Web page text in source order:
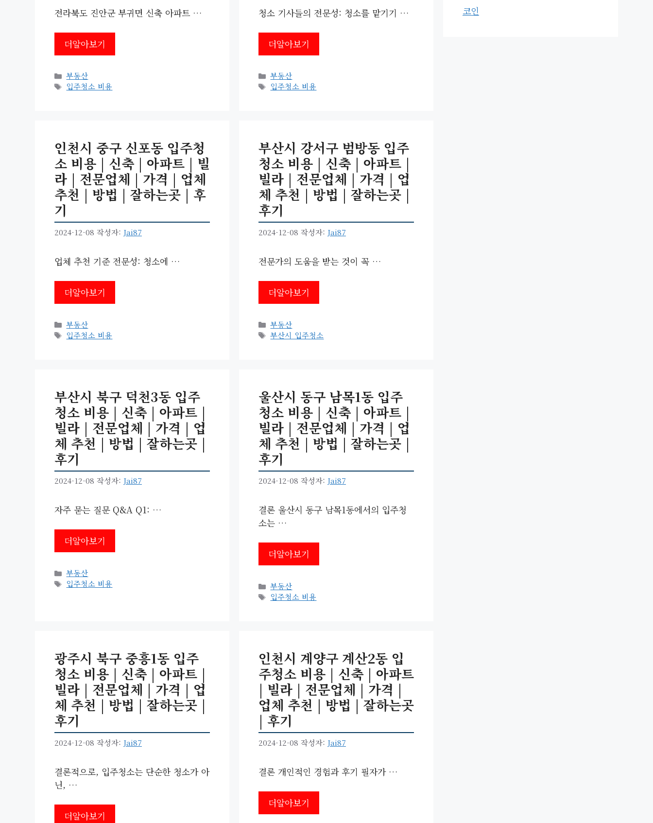
전라북도 진안군 부귀면 신축 아파트 …
더알아보기
카
테
부동산
태
입주청소 비용
청소 기사들의 전문성: 청소를 맡기기 …
더알아보기
카
테
부동산
태
입주청소 비용
인천시 중구 신포동 입주청
소 비용 | 신축 | 아파트 | 빌
라 | 전문업체 | 가격 | 업체
추천 | 방법 | 잘하는곳 | 후
기
2024-12-08 작성자: Jai87
업체 추천 기준 전문성: 청소에 …
더알아보기
카
테
부동산
태
입주청소 비용
부산시 강서구 범방동 입주
청소 비용 | 신축 | 아파트 |
빌라 | 전문업체 | 가격 | 업
체 추천 | 방법 | 잘하는곳 |
후기
2024-12-08 작성자: Jai87
전문가의 도움을 받는 것이 꼭 …
더알아보기
카
테
부동산
태
부산시 입주청소
부산시 북구 덕천3동 입주
청소 비용 | 신축 | 아파트 |
빌라 | 전문업체 | 가격 | 업
체 추천 | 방법 | 잘하는곳 |
후기
2024-12-08 작성자: Jai87
자주 묻는 질문 Q&A Q1: …
더알아보기
카
테
부동산
태
입주청소 비용
울산시 동구 남목1동 입주
청소 비용 | 신축 | 아파트 |
빌라 | 전문업체 | 가격 | 업
체 추천 | 방법 | 잘하는곳 |
후기
2024-12-08 작성자: Jai87
결론 울산시 동구 남목1동에서의 입주청
소는 …
더알아보기
카
테
부동산
태
입주청소 비용
광주시 북구 중흥1동 입주
청소 비용 | 신축 | 아파트 |
빌라 | 전문업체 | 가격 | 업
체 추천 | 방법 | 잘하는곳 |
후기
2024-12-08 작성자: Jai87
결론적으로, 입주청소는 단순한 청소가 아
닌, …
더알아보기
인천시 계양구 계산2동 입
주청소 비용 | 신축 | 아파트
| 빌라 | 전문업체 | 가격 |
업체 추천 | 방법 | 잘하는곳
| 후기
2024-12-08 작성자: Jai87
결론 개인적인 경험과 후기 필자가 …
더알아보기
코인